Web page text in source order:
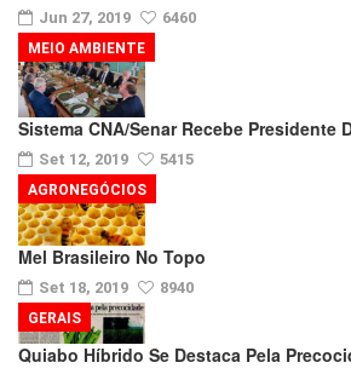
Jun 27, 2019 6460
Sistema CNA/Senar Recebe Presidente
Set 12, 2019 5415
MEIO AMBIENTE
Mel Brasileiro No Topo
Set 18, 2019 8940
AGRONEGÓCIOS
Quiabo Híbrido Se Destaca Pela
GERAIS